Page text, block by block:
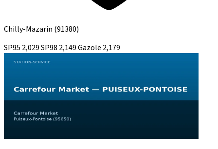
Chilly-Mazarin (91380)
SP95 2,029SP98 2,149Gazole 2,179